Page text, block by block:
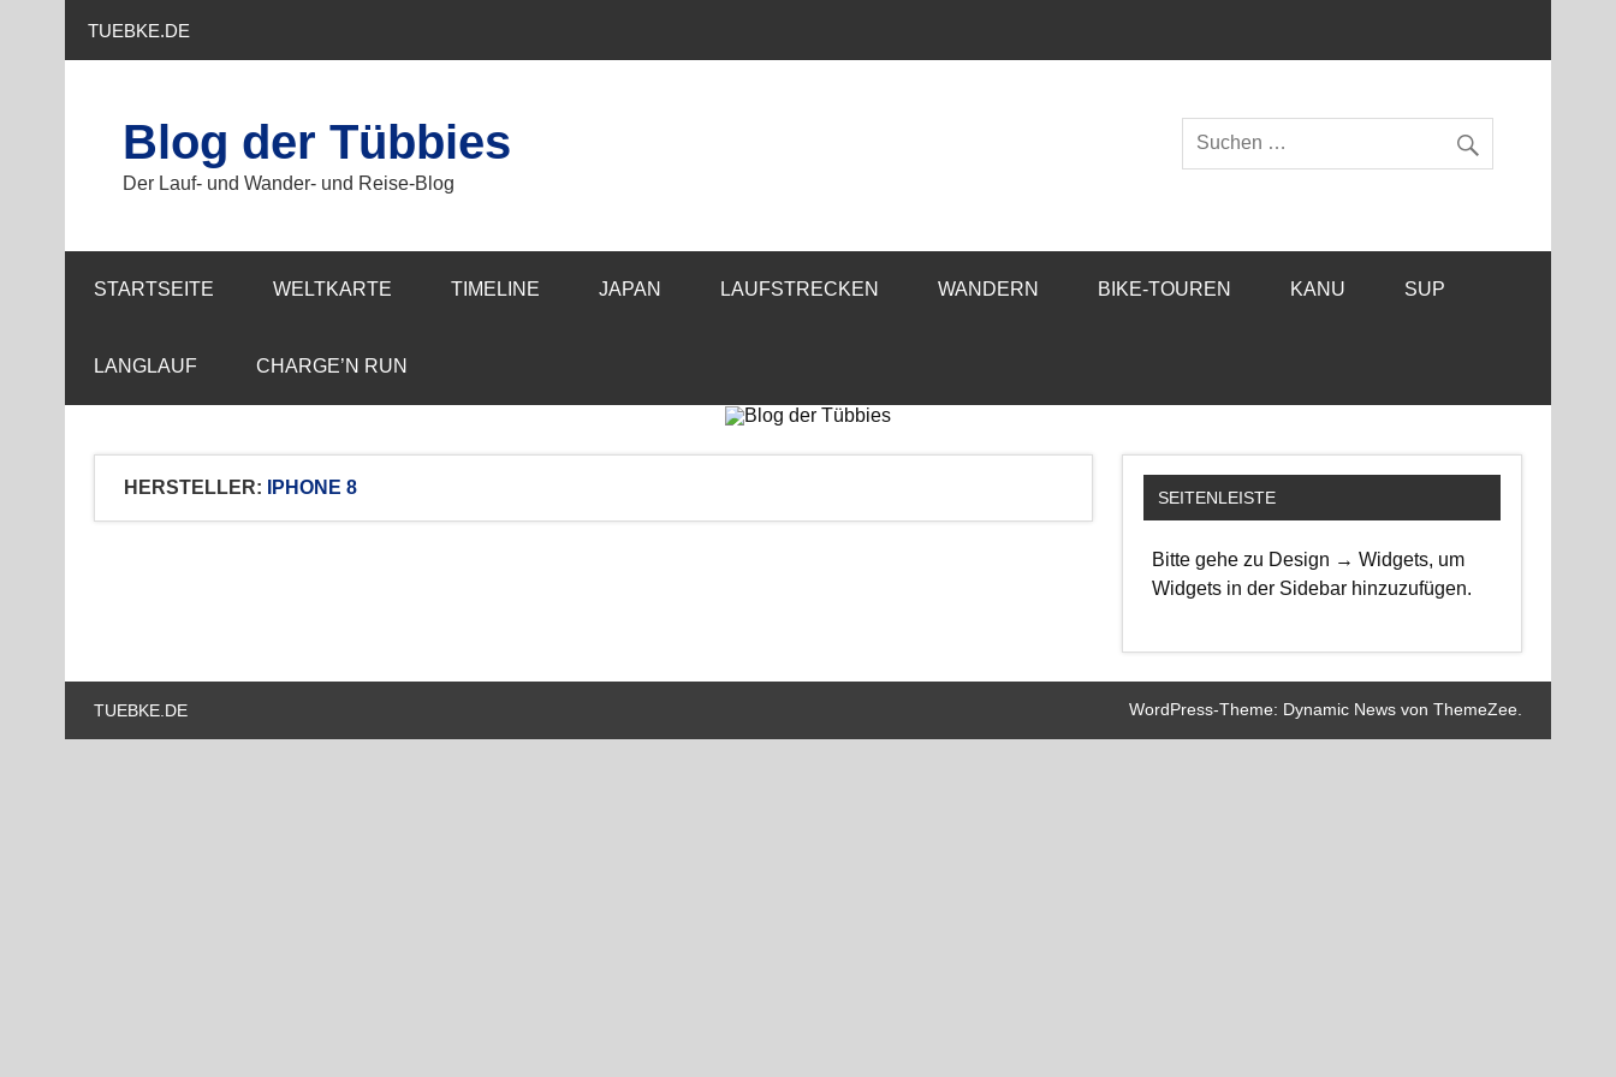
TUEBKE.DE
Blog der Tübbies
Der Lauf- und Wander- und Reise-Blog
STARTSEITE WELTKARTE TIMELINE JAPAN LAUFSTRECKEN WANDERN BIKE-TOUREN KANU SUP
LANGLAUF CHARGE’N RUN
HERSTELLER: IPHONE 8
SEITENLEISTE
Bitte gehe zu Design → Widgets, um
Widgets in der Sidebar hinzuzufügen.
TUEBKE.DE WordPress-Theme: Dynamic News von ThemeZee.